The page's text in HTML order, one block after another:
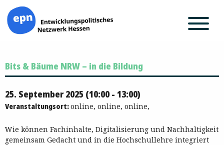
Inhalt
springen
Bits & Bäume NRW – in die Bildung
25. September 2025 (10:00 - 13:00)
Veranstaltungsort:online, online, online,
Wie können Fachinhalte, Digitalisierung und Nachhaltigkeit
gemeinsam Gedacht und in die Hochschullehre integriert